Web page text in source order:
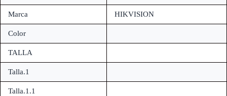
Marca HIKVISION
Color
TALLA
Talla.1
Talla.1.1